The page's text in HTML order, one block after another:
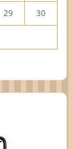
29 30